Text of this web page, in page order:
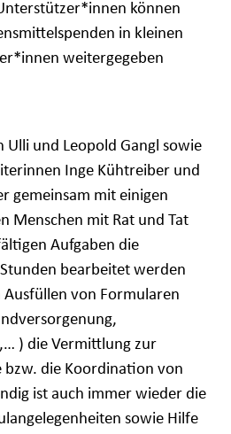
können
in kleinen
weitergegeben
Ulli und Leopold Gangl sowie
Inge Kühtreiber und
gemeinsam mit einigen
Menschen mit Rat und Tat
Aufgaben die
bearbeitet werden
von Formularen
) die Vermittlung zur
bzw. die Koordination von
ist auch immer wieder die
sowie Hilfe